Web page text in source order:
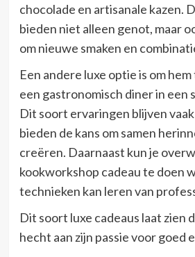
chocolade en artisanale kazen.
bieden niet alleen genot, maar
om nieuwe smaken en
Een andere luxe optie is om
een gastronomisch diner in
Dit soort ervaringen blijven
bieden de kans om samen
creëren. Daarnaast kun je
kookworkshop cadeau te doen
technieken kan leren van
Dit soort luxe cadeaus laat zien
hecht aan zijn passie voor goed